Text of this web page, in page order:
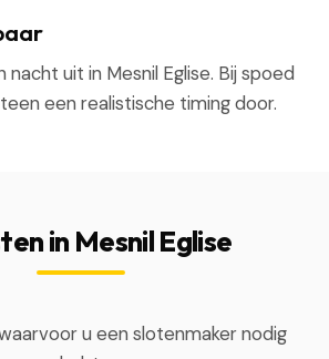
nacht uit in Mesnil Eglise. Bij spoed
een realistische timing door.
in Mesnil Eglise
u een slotenmaker nodig